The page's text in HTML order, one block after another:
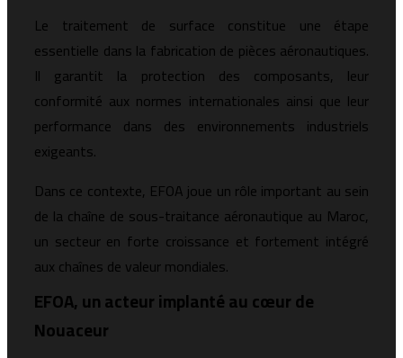
Le traitement de surface constitue une étape
essentielle dans la fabrication de pièces aéronautiques.
Il garantit la protection des composants, leur
conformité aux normes internationales ainsi que leur
performance dans des environnements industriels
exigeants.
Dans ce contexte, EFOA joue un rôle important au sein
de la chaîne de sous-traitance aéronautique au Maroc,
un secteur en forte croissance et fortement intégré
aux chaînes de valeur mondiales.
EFOA, un acteur implanté au cœur de
Nouaceur